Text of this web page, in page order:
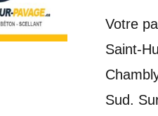
Votre
Saint-
Sud.